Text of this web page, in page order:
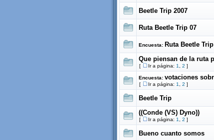
Beetle Trip 2007
Ruta Beetle Trip 07
Encuesta: Ruta Beetle
Que piensan de la ruta
[ Ir a página: 1 2 ]
Encuesta: votaciones
[ Ir a página: 1 2 ]
Beetle Trip
((Conde (VS) Dyno))
[ Ir a página: 1 2 ]
Bueno cuanto somos